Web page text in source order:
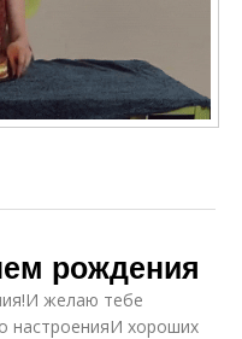
рождения
желаю тебе
настроенияИ хороших